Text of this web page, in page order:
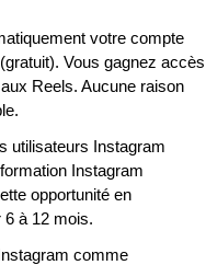
votre compte
Vous gagnez accès
Reels. Aucune raison
utilisateurs Instagram
Instagram
opportunité en
à 12 mois.
comme